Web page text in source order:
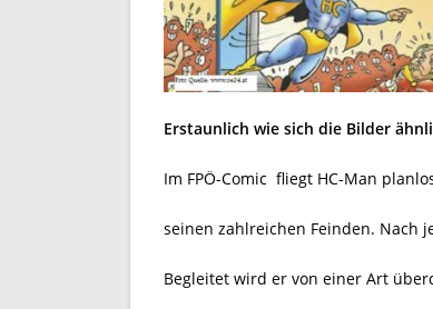
Erstaunlich wie sich die Bilder
Im FPÖ-Comic fliegt HC-Man
seinen zahlreichen Feinden. Nach
Begleitet wird er von einer Art